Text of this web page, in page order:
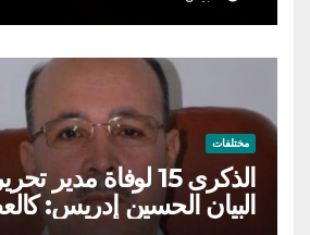
مختلفات
الذكرى 15 لوفاة مدير
البيان الحسين إدريس: